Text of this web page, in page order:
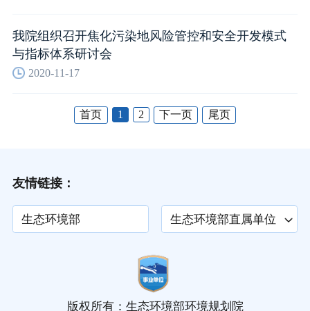
我院组织召开焦化污染地风险管控和安全开发模式
与指标体系研讨会
2020-11-17
首页 1 2 下一页 尾页
友情链接：
生态环境部 生态环境部直属单位
版权所有：生态环境部环境规划院